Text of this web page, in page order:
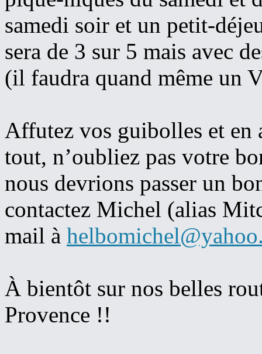
samedi soir et un petit-
sera de 3 sur 5 mais avec
(il faudra quand même un
Affutez vos guibolles et en
tout, n’oubliez pas votre
nous devrions passer un
contactez Michel (alias
mail à
À bientôt sur nos belles
Provence !!